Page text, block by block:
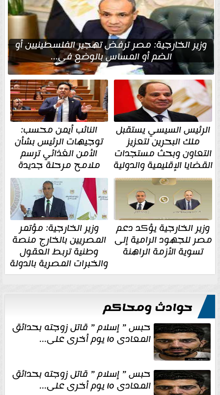
وزير الخارجية: مصر ترفض تهجير الفلسطينيين أو
الضم أو المساس بالوضع في...
الرئيس السيسي يستقبل
ملك البحرين لتعزيز
التعاون وبحث مستجدات
القضايا الإقليمية والدولية
النائب أيمن محسب:
توجيهات الرئيس بشأن
الأمن الغذائي ترسم
ملامح مرحلة جديدة
وزير الخارجية يؤكد دعم
مصر للجهود الرامية إلى
تسوية الأزمة الراهنة
وزير الخارجية: مؤتمر
المصريين بالخارج منصة
وطنية تربط العقول
والخبرات المصرية بالدولة
حوادث ومحاكم
حبس ” إسلام ” قاتل زوجته بحدائق
المعادى ١٥ يوم أخرى على...
حبس ” إسلام ” قاتل زوجته بحدائق
المعادى ١٥ يوم أخرى على...